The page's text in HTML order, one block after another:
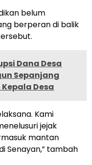
belum
berperan di balik
Dana Desa
Sepanjang
Desa
Kami
jejak
mantan
Senayan,” tambah